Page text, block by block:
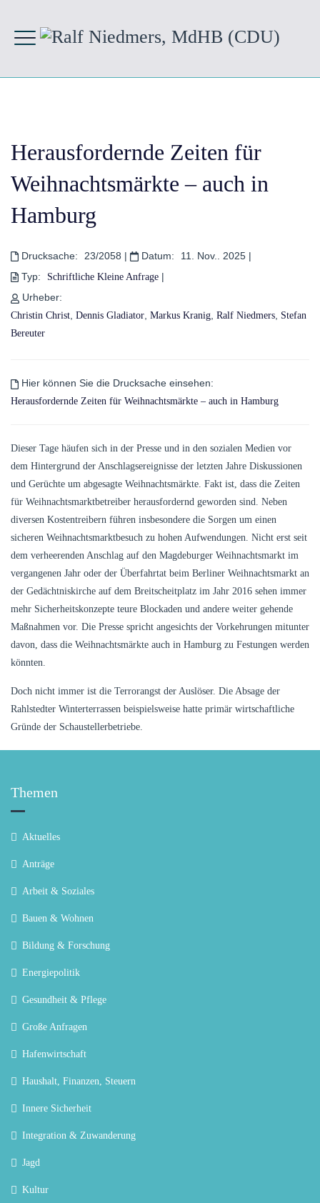
Herausfordernde Zeiten für
Weihnachtsmärkte – auch in
Hamburg
Drucksache: 23/2058 | Datum: 11. Nov.. 2025 |
Typ:
Schriftliche Kleine Anfrage |
Urheber:
Christin Christ, Dennis Gladiator, Markus Kranig, Ralf Niedmers, Stefan
Bereuter
Hier können Sie die Drucksache einsehen:
Herausfordernde Zeiten für Weihnachtsmärkte – auch in Hamburg
Dieser Tage häufen sich in der Presse und in den sozialen Medien vor
dem Hintergrund der Anschlagsereignisse der letzten Jahre Diskussionen
und Gerüchte um abgesagte Weihnachtsmärkte. Fakt ist, dass die Zeiten
für Weihnachtsmarktbetreiber herausfordernd geworden sind. Neben
diversen Kostentreibern führen insbesondere die Sorgen um einen
sicheren Weihnachtsmarktbesuch zu hohen Aufwendungen. Nicht erst seit
dem verheerenden Anschlag auf den Magdeburger Weihnachtsmarkt im
vergangenen Jahr oder der Überfahrtat beim Berliner Weihnachtsmarkt an
der Gedächtniskirche auf dem Breitscheitplatz im Jahr 2016 sehen immer
mehr Sicherheitskonzepte teure Blockaden und andere weiter gehende
Maßnahmen vor. Die Presse spricht angesichts der Vorkehrungen mitunter
davon, dass die Weihnachtsmärkte auch in Hamburg zu Festungen werden
könnten.
Doch nicht immer ist die Terrorangst der Auslöser. Die Absage der
Rahlstedter Winterterrassen beispielsweise hatte primär wirtschaftliche
Gründe der Schaustellerbetriebe.
Themen
Aktuelles
Anträge
Arbeit & Soziales
Bauen & Wohnen
Bildung & Forschung
Energiepolitik
Gesundheit & Pflege
Große Anfragen
Hafenwirtschaft
Haushalt, Finanzen, Steuern
Innere Sicherheit
Integration & Zuwanderung
Jagd
Kultur